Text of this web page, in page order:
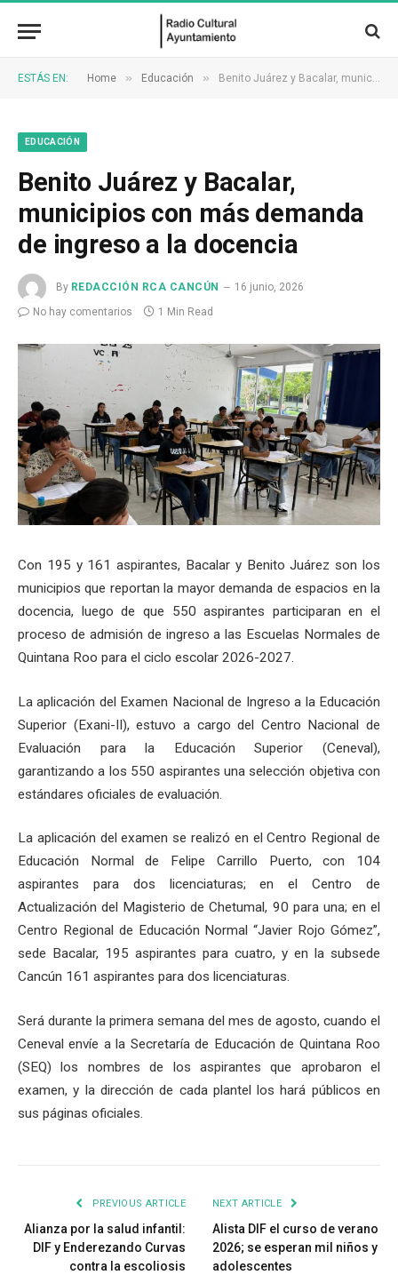
ESTÁS EN: Home » Educación » Benito Juárez y Bacalar, municipios con más demanda de ingreso a la docencia
EDUCACIÓN
Benito Juárez y Bacalar,
municipios con más demanda
de ingreso a la docencia
By REDACCIÓN RCA CANCÚN
16 junio, 2026
No hay comentarios
1 Min Read
Con 195 y 161 aspirantes, Bacalar y Benito Juárez son los
municipios que reportan la mayor demanda de espacios en la
docencia, luego de que 550 aspirantes participaran en el
proceso de admisión de ingreso a las Escuelas Normales de
Quintana Roo para el ciclo escolar 2026-2027.
La aplicación del Examen Nacional de Ingreso a la Educación
Superior (Exani-II), estuvo a cargo del Centro Nacional de
Evaluación para la Educación Superior (Ceneval),
garantizando a los 550 aspirantes una selección objetiva con
estándares oficiales de evaluación.
La aplicación del examen se realizó en el Centro Regional de
Educación Normal de Felipe Carrillo Puerto, con 104
aspirantes para dos licenciaturas; en el Centro de
Actualización del Magisterio de Chetumal, 90 para una; en el
Centro Regional de Educación Normal “Javier Rojo Gómez”,
sede Bacalar, 195 aspirantes para cuatro, y en la subsede
Cancún 161 aspirantes para dos licenciaturas.
Será durante la primera semana del mes de agosto, cuando el
Ceneval envíe a la Secretaría de Educación de Quintana Roo
(SEQ) los nombres de los aspirantes que aprobaron el
examen, y la dirección de cada plantel los hará públicos en
sus páginas oficiales.
PREVIOUS ARTICLE
Alianza por la salud infantil:
DIF y Enderezando Curvas
contra la escoliosis
NEXT ARTICLE
Alista DIF el curso de verano
2026; se esperan mil niños y
adolescentes